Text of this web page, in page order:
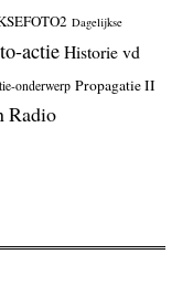
Dagelijkse
actieHistorie vd
onderwerp Propagatie II
Radio